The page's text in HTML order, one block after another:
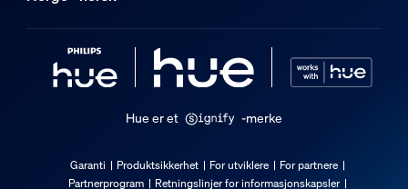
Hue er et -merke
Garanti Produktsikkerhet For utviklere
For partnere
Partnerprogram
Retningslinjer for informasjonskapsler